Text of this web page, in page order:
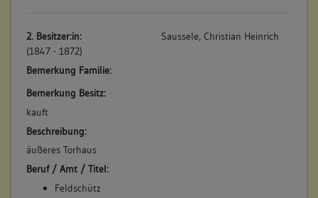
2. Besitzer:in:
(1847 - 1872)
Saussele, Christian Heinrich
Bemerkung Familie:
Bemerkung Besitz:
kauft
Beschreibung:
äußeres Torhaus
Beruf / Amt / Titel:
Feldschütz